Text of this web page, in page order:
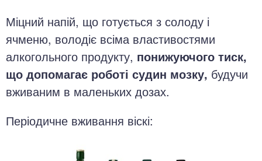
Міцний напій, що готується з солоду і
ячменю, володіє всіма властивостями
алкогольного продукту, понижуючого тиск,
що допомагає роботі судин мозку, будучи
вживаним в маленьких дозах.
Періодичне вживання віскі: